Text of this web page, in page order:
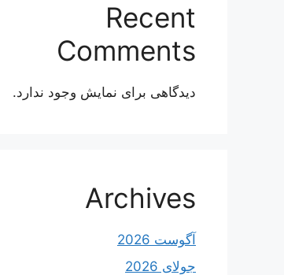
Recent
Comments
دیدگاهی برای نمایش وجود ندارد.
Archives
آگوست 2026
جولای 2026